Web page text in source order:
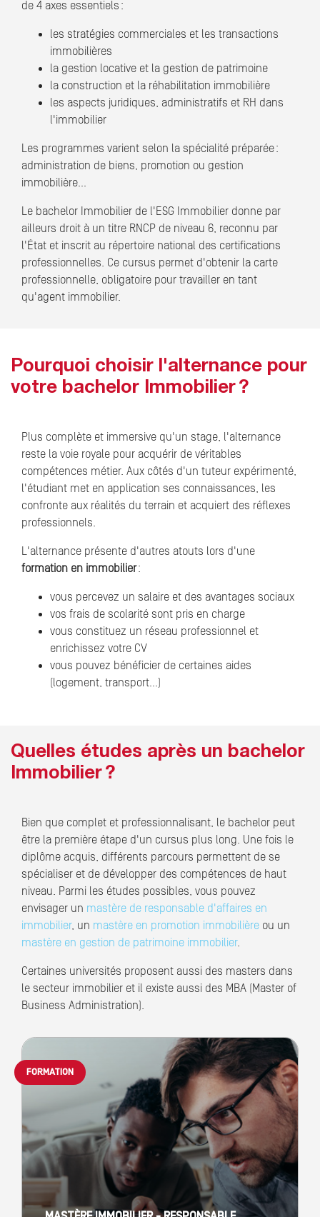
de 4 axes essentiels :
les stratégies commerciales et les transactions
immobilières
la gestion locative et la gestion de patrimoine
la construction et la réhabilitation immobilière
les aspects juridiques, administratifs et RH dans
l'immobilier
Les programmes varient selon la spécialité préparée :
administration de biens, promotion ou gestion
immobilière…
Le bachelor Immobilier de l'ESG Immobilier donne par
ailleurs droit à un titre RNCP de niveau 6, reconnu par
l'État et inscrit au répertoire national des certifications
professionnelles. Ce cursus permet d'obtenir la carte
professionnelle, obligatoire pour travailler en tant
qu'agent immobilier.
Pourquoi choisir l'alternance pour
votre bachelor Immobilier ?
Plus complète et immersive qu'un stage, l'alternance
reste la voie royale pour acquérir de véritables
compétences métier. Aux côtés d'un tuteur expérimenté,
l'étudiant met en application ses connaissances, les
confronte aux réalités du terrain et acquiert des réflexes
professionnels.
L'alternance présente d'autres atouts lors d'une
formation en immobilier:
vous percevez un salaire et des avantages sociaux
vos frais de scolarité sont pris en charge
vous constituez un réseau professionnel et
enrichissez votre CV
vous pouvez bénéficier de certaines aides
(logement, transport…)
Quelles études après un bachelor
Immobilier ?
Bien que complet et professionnalisant, le bachelor peut
être la première étape d'un cursus plus long. Une fois le
diplôme acquis, différents parcours permettent de se
spécialiser et de développer des compétences de haut
niveau. Parmi les études possibles, vous pouvez
envisager un mastère de responsable d'affaires en
immobilier, un mastère en promotion immobilière ou un
mastère en gestion de patrimoine immobilier.
Certaines universités proposent aussi des masters dans
le secteur immobilier et il existe aussi des MBA (Master of
Business Administration).
FORMATION